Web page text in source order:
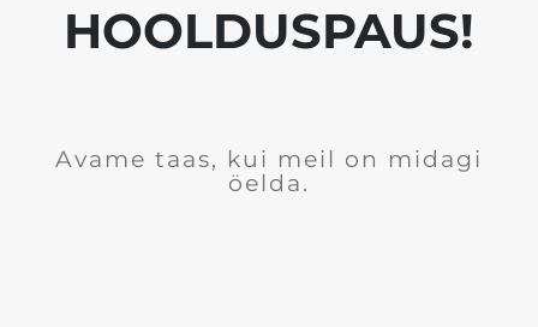
HOOLDUSPAUS!
Avame taas, kui meil on midagi
öelda.